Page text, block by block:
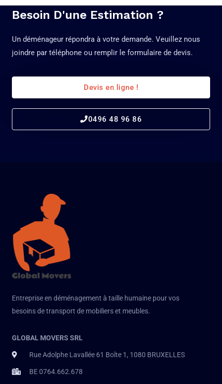
Besoin D'une Estimation ?
Un déménageur répondra à votre demande. Veuillez nous
joindre par téléphone ou remplir le formulaire de devis.
Devis en ligne !
0496 48 96 86
Entreprise en déménagement à taille humaine pour vos
besoins de transport de mobiliers et meubles.
GLOBAL MOVERS SRL
Rue Adolphe Lavallée 61 Boîte 1, 1080 BRUXELLES
BE 0764.662.678